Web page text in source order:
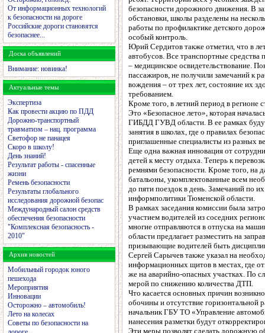
От информационных технологий
к безопасности на дороге
Российские дороги становятся
безопаснее...
Доска объявлений
Внимание: новинка!
Актуальные темы
Экспертиза
Как провести акцию по ПДД
Дорожно-транспортный
травматизм – нац. программа
Светофор не панацея
Скоро в школу!
День знаний!
Результат работы - спасенные
жизни
Ремень безопасности
Результаты глобального
исследования дорожной безопас
Международный салон средств
обеспечения безопасности
"Комплексная безопасность -
2010"
Архив новостей
Мобильный городок юного
пешехода
Мероприятия
Инновации
Осторожно – автомобиль!
Лето на колесах
Советы по безопасности на
безопасности дорожного движения. В
обстановки, школы разделены на
работы по профилактике детского
особый контроль.
Юрий Сердитов также отметил, что в
автобусов. Все транспортные
– медицинское освидетельствование.
пассажиров, не получили замечаний к
вождения – от трех лет, состояние их
требованием.
Кроме того, в летний период в регионе
Это «Безопасное лето», которая
ГИБДД ГУВД области. В ее рамках
занятия в школах, где о правилах
приглашенные специалисты из разных
Еще одна важная инновация от
детей к месту отдыха. Теперь к
ремнями безопасности. Кроме того, на
батальоны, укомплектованные всем
до пяти поездок в день. Замечаний по
информполитики Тюменской области.
В рамках заседания комиссии была
участием водителей из соседних
многие отправляются в отпуска на
области предлагает разместить на
призывающие водителей быть
Сергей Сарычев также указал на
информационных щитов в местах, где
же на аварийно-опасных участках. По
мерой по снижению количества ДТП.
Что касается основных причин
обочины и отсутствие горизонтальной
начальник ГБУ ТО «Управление
нанесения разметки будут
Эти меры позволят сделать дорожную